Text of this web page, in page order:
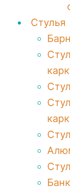
Стулья